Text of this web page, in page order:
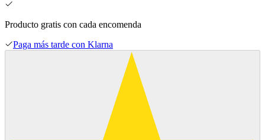
Producto gratis con cada encomenda
Paga más tarde con Klarna